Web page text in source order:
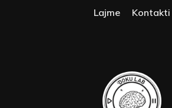
Lajme Kontakti